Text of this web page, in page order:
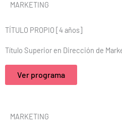
MARKETING
TÍTULO PROPIO [4 años]
Título Superior en Dirección de
Ver programa
MARKETING